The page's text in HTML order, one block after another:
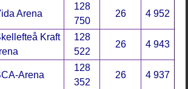
Arena
128
750
26 4 952
Kraft
128
522
26 4 943
Arena
128
352
26 4 937